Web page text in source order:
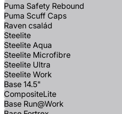
Puma Safety Rebound
Puma Scuff Caps
Raven család
Steelite
Steelite Aqua
Steelite Microfibre
Steelite Ultra
Steelite Work
Base 14.5"
CompositeLite
Base Run@Work